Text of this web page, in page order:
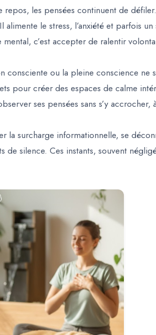
les pensées continuent de défiler.
le stress, l’anxiété et parfois
c’est accepter de ralentir
consciente ou la pleine conscience ne
pour créer des espaces de calme
ses pensées sans s’y
la surcharge informationnelle, se
de silence. Ces instants, souvent